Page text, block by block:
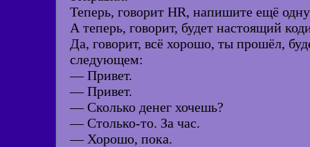
Теперь, говорит HR, напишите ещё
А теперь, говорит, будет настоящий
Да, говорит, всё хорошо, ты прошёл,
следующем:
— Привет.
— Привет.
— Сколько денег хочешь?
— Столько-то. За час.
— Хорошо, пока.